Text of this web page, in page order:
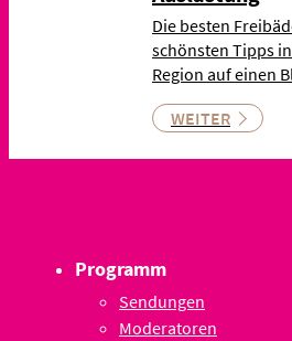
Die besten
schönsten Tipps
Region auf einen
WEITER
Programm
Sendungen
Moderatoren